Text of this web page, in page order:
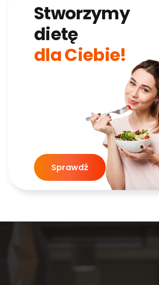
Stworzymy
dietę
dla Ciebie!
Sprawdź